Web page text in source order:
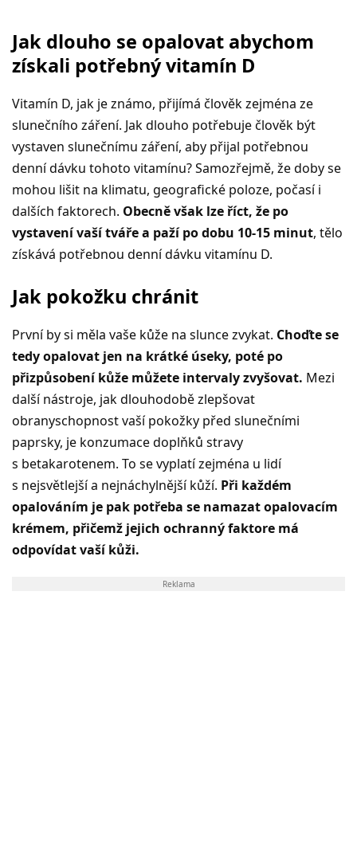
Jak dlouho se opalovat abychom
získali potřebný vitamín D
Vitamín D, jak je známo, přijímá člověk zejména ze
slunečního záření. Jak dlouho potřebuje člověk být
vystaven slunečnímu záření, aby přijal potřebnou
denní dávku tohoto vitamínu? Samozřejmě, že doby se
mohou lišit na klimatu, geografické poloze, počasí i
dalších faktorech. Obecně však lze říct, že po
vystavení vaší tváře a paží po dobu 10-15 minut, tělo
získává potřebnou denní dávku vitamínu D.
Jak pokožku chránit
První by si měla vaše kůže na slunce zvykat. Choďte se
tedy opalovat jen na krátké úseky, poté po
přizpůsobení kůže můžete intervaly zvyšovat. Mezi
další nástroje, jak dlouhodobě zlepšovat
obranyschopnost vaší pokožky před slunečními
paprsky, je konzumace doplňků stravy
s betakarotenem. To se vyplatí zejména u lidí
s nejsvětlejší a nejnáchylnější kůží. Při každém
opalováním je pak potřeba se namazat opalovacím
krémem, přičemž jejich ochranný faktore má
odpovídat vaší kůži.
Reklama